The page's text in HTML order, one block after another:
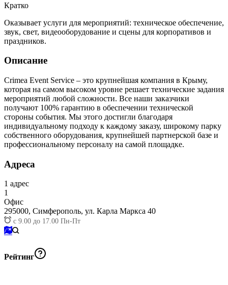
Кратко
Оказывает услуги для мероприятий: техническое обеспечение,
звук, свет, видеооборудование и сцены для корпоративов и
праздников.
Описание
Crimea Event Service – это крупнейшая компания в Крыму,
которая на самом высоком уровне решает технические задания
мероприятий любой сложности. Все наши заказчики
получают 100% гарантию в обеспечении технической
стороны события. Мы этого достигли благодаря
индивидуальному подходу к каждому заказу, широкому парку
собственного оборудования, крупнейшей партнерской базе и
профессиональному персоналу на самой площадке.
Адреса
1 адрес
1
Офис
295000, Симферополь, ул. Карла Маркса 40
с 9.00 до 17.00 Пн-Пт
Рейтинг